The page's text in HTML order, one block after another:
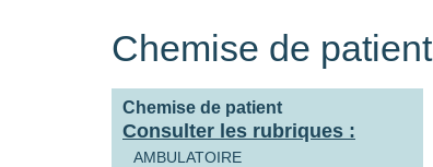
Chemise de patient
Chemise de patient
Consulter les rubriques :
AMBULATOIRE